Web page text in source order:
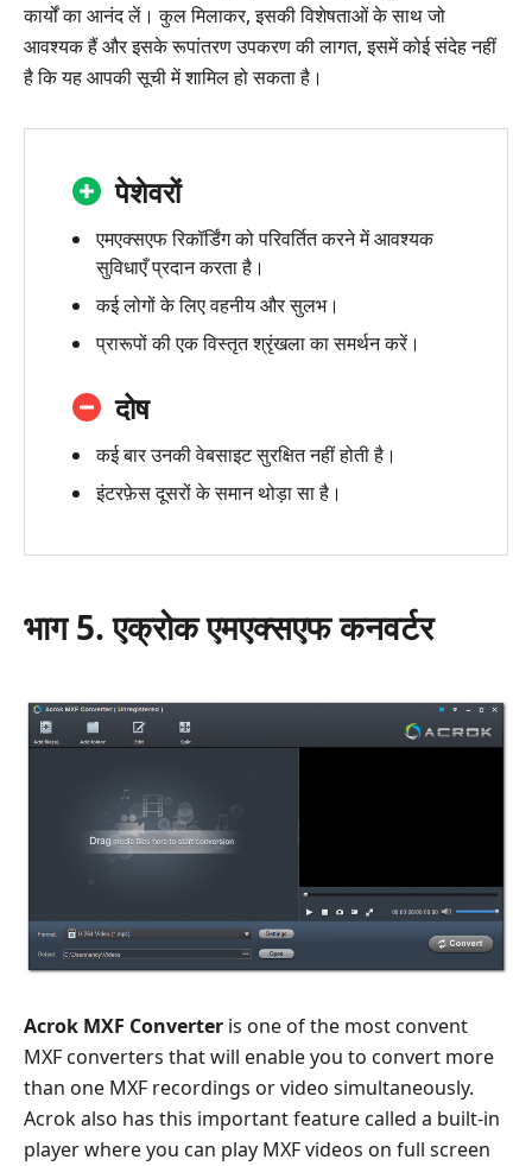
कार्यों का आनंद लें। कुल मिलाकर, इसकी विशेषताओं के साथ जो
आवश्यक हैं और इसके रूपांतरण उपकरण की लागत, इसमें कोई संदेह नहीं
है कि यह आपकी सूची में शामिल हो सकता है।
पेशेवरों
एमएक्सएफ रिकॉर्डिंग को परिवर्तित करने में आवश्यक
सुविधाएँ प्रदान करता है।
कई लोगों के लिए वहनीय और सुलभ।
प्रारूपों की एक विस्तृत श्रृंखला का समर्थन करें।
दोष
कई बार उनकी वेबसाइट सुरक्षित नहीं होती है।
इंटरफ़ेस दूसरों के समान थोड़ा सा है।
भाग 5. एक्रोक एमएक्सएफ कनवर्टर
Acrok MXF Converter is one of the most convent
MXF converters that will enable you to convert more
than one MXF recordings or video simultaneously.
Acrok also has this important feature called a built-in
player where you can play MXF videos on full screen